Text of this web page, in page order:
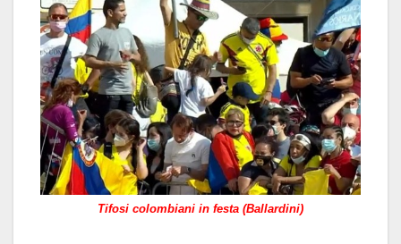
Tifosi colombiani in festa (Ballardini)